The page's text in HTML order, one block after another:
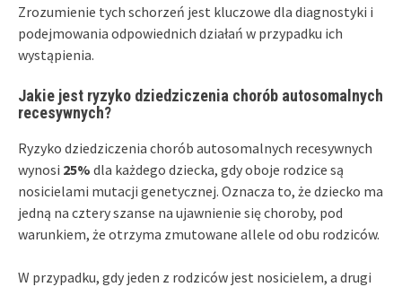
Zrozumienie tych schorzeń jest kluczowe dla diagnostyki i
podejmowania odpowiednich działań w przypadku ich
wystąpienia.
Jakie jest ryzyko dziedziczenia chorób autosomalnych
recesywnych?
Ryzyko dziedziczenia chorób autosomalnych recesywnych
wynosi 25% dla każdego dziecka, gdy oboje rodzice są
nosicielami mutacji genetycznej. Oznacza to, że dziecko ma
jedną na cztery szanse na ujawnienie się choroby, pod
warunkiem, że otrzyma zmutowane allele od obu rodziców.
W przypadku, gdy jeden z rodziców jest nosicielem, a drugi